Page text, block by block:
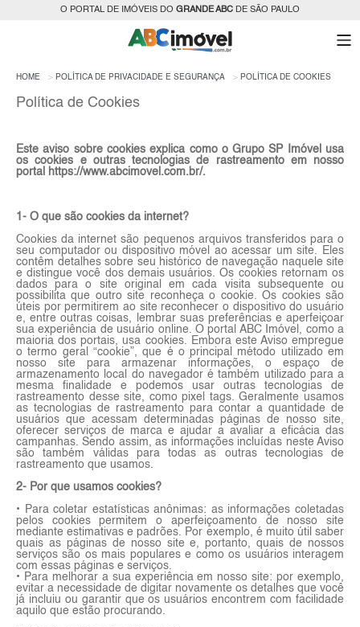
O PORTAL DE IMÓVEIS DO GRANDE ABC DE SÃO PAULO
HOME POLÍTICA DE PRIVACIDADE E SEGURANÇA POLÍTICA DE COOKIES
Política de Cookies
Este aviso sobre cookies explica como o Grupo SP Imóvel usa
os cookies e outras tecnologias de rastreamento em nosso
portal https://www.abcimovel.com.br/.
1- O que são cookies da internet?
Cookies da internet são pequenos arquivos transferidos para o
seu computador ou dispositivo móvel ao acessar um site. Eles
contêm detalhes sobre seu histórico de navegação naquele site
e distingue você dos demais usuários. Os cookies retornam os
dados para o site original em cada visita subsequente ou
possibilita que outro site reconheça o cookie. Os cookies são
úteis por permitirem ao site reconhecer o dispositivo do usuário
e, entre outras coisas, lembrar suas preferências e aperfeiçoar
sua experiência de usuário online. O portal ABC Imóvel, como a
maioria dos portais, usa cookies. Embora este Aviso empregue
o termo geral “cookie”, que é o principal método utilizado em
nosso site para armazenar informações, o espaço de
armazenamento local do navegador é também utilizado para a
mesma finalidade e podemos usar outras tecnologias de
rastreamento desse site, como pixel tags. Geralmente usamos
as tecnologias de rastreamento para contar a quantidade de
usuários que acessam determinadas páginas de nosso site,
oferecer serviços de marca e ajudar a avaliar a eficácia das
campanhas. Sendo assim, as informações incluídas neste Aviso
são também válidas para todas as outras tecnologias de
rastreamento que usamos.
2- Por que usamos cookies?
• Para coletar estatísticas anônimas: as informações coletadas
pelos cookies permitem o aperfeiçoamento de nosso site
mediante estimativas e padrões. Por exemplo, é muito útil saber
quais as páginas de nosso site e, portanto, quais de nossos
serviços são os mais populares e como os usuários interagem
com essas páginas e serviços.
• Para melhorar a sua experiência em nosso site: por exemplo,
evitar a necessidade de digitar novamente os detalhes que você
já incluiu ou garantir que os usuários encontrem com facilidade
aquilo que estão procurando.